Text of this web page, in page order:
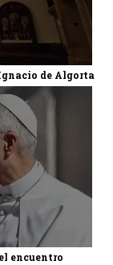
de Algorta
encuentro